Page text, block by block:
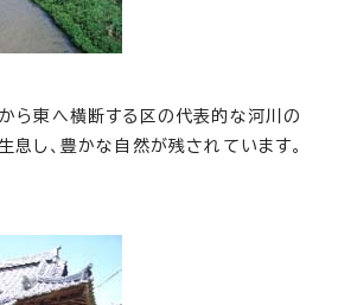
ら東へ横断する区の代表的な河川の
息し、豊かな自然が残されています。